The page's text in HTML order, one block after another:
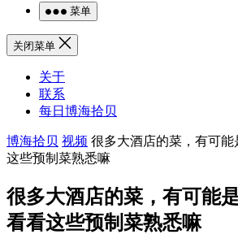
菜单
关闭菜单
关于
联系
每日博海拾贝
博海拾贝 视频 很多大酒店的菜，有可
这些预制菜熟悉嘛
很多大酒店的菜，有可能
看看这些预制菜熟悉嘛